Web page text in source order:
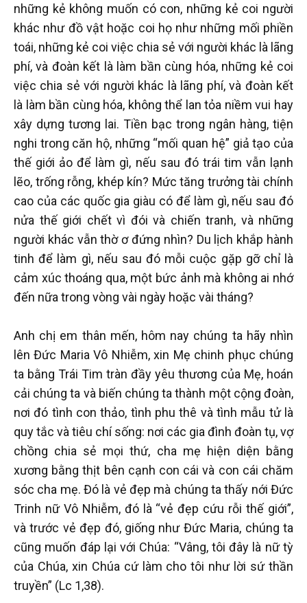
những kẻ không muốn có con, những kẻ coi người
khác như đồ vật hoặc coi họ như những mối phiền
toái, những kẻ coi việc chia sẻ với người khác là lãng
phí, và đoàn kết là làm bần cùng hóa, những kẻ coi
việc chia sẻ với người khác là lãng phí, và đoàn kết
là làm bần cùng hóa, không thể lan tỏa niềm vui hay
xây dựng tương lai. Tiền bạc trong ngân hàng, tiện
nghi trong căn hộ, những “mối quan hệ” giả tạo của
thế giới ảo để làm gì, nếu sau đó trái tim vẫn lạnh
lẽo, trống rỗng, khép kín? Mức tăng trưởng tài chính
cao của các quốc gia giàu có để làm gì, nếu sau đó
nửa thế giới chết vì đói và chiến tranh, và những
người khác vẫn thờ ơ đứng nhìn? Du lịch khắp hành
tinh để làm gì, nếu sau đó mỗi cuộc gặp gỡ chỉ là
cảm xúc thoáng qua, một bức ảnh mà không ai nhớ
đến nữa trong vòng vài ngày hoặc vài tháng?
Anh chị em thân mến, hôm nay chúng ta hãy nhìn
lên Đức Maria Vô Nhiễm, xin Mẹ chinh phục chúng
ta bằng Trái Tim tràn đầy yêu thương của Mẹ, hoán
cải chúng ta và biến chúng ta thành một cộng đoàn,
nơi đó tình con thảo, tình phu thê và tình mẫu tử là
quy tắc và tiêu chí sống: nơi các gia đình đoàn tụ, vợ
chồng chia sẻ mọi thứ, cha mẹ hiện diện bằng
xương bằng thịt bên cạnh con cái và con cái chăm
sóc cha mẹ. Đó là vẻ đẹp mà chúng ta thấy nới Đức
Trinh nữ Vô Nhiễm, đó là “vẻ đẹp cứu rỗi thế giới”,
và trước vẻ đẹp đó, giống như Đức Maria, chúng ta
cũng muốn đáp lại với Chúa: “Vâng, tôi đây là nữ tỳ
của Chúa, xin Chúa cứ làm cho tôi như lời sứ thần
truyền” (Lc 1,38).